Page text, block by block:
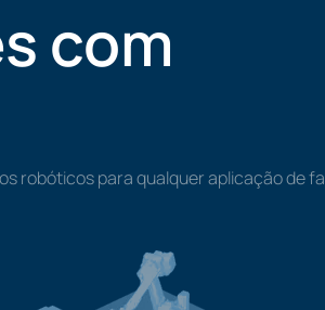
com
robóticos para qualquer aplicação de